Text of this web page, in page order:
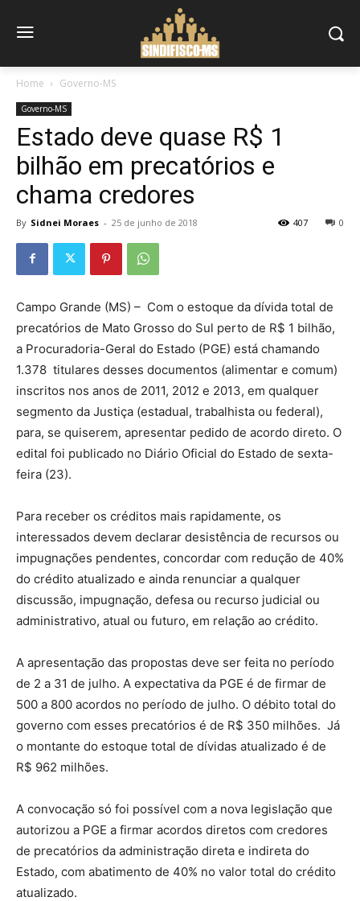
Home Governo-MS
Governo-MS
Estado deve quase R$ 1
bilhão em precatórios e
chama credores
By Sidnei Moraes - 25 de junho de 2018 0
407
Campo Grande (MS) – ​ Com o estoque da dívida total de
precatórios de Mato Grosso do Sul perto de R$ 1 bilhão,
a Procuradoria-Geral do Estado (PGE) está chamando
1.378 titulares desses documentos (alimentar e comum)
inscritos nos anos de 2011, 2012 e 2013, em qualquer
segmento da Justiça (estadual, trabalhista ou federal),
para, se quiserem, apresentar pedido de acordo direto. O
edital foi publicado no Diário Oficial do Estado de sexta-
feira (23).
Para receber os créditos mais rapidamente, os
interessados devem declarar desistência de recursos ou
impugnações pendentes, concordar com redução de 40%
do crédito atualizado e ainda renunciar a qualquer
discussão, impugnação, defesa ou recurso judicial ou
administrativo, atual ou futuro, em relação ao crédito.
A apresentação das propostas deve ser feita no período
de 2 a 31 de julho. A expectativa da PGE é de firmar de
500 a 800 acordos no período de julho. O débito total do
governo com esses precatórios é de R$ 350 milhões. Já
o montante do estoque total de dívidas atualizado é de
R$ 962 milhões.
A convocação só foi possível com a nova legislação que
autorizou a PGE a firmar acordos diretos com credores
de precatórios da administração direta e indireta do
Estado, com abatimento de 40% no valor total do crédito
atualizado.